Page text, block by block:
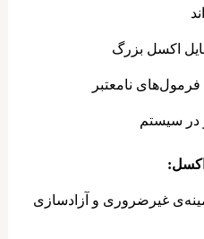
اکسل بزرگ
نامعتبر
در سیستم
غیرضروری و آزادسازی